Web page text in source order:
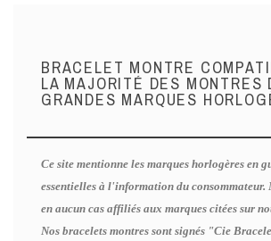
BRACELET MONTRE
LA MAJORITÉ DES MONTRES
GRANDES MARQUES
Ce site mentionne les marques horlogères en
essentielles à l'information du consommateur.
en aucun cas affiliés aux marques citées sur
Nos bracelets montres sont signés "Cie